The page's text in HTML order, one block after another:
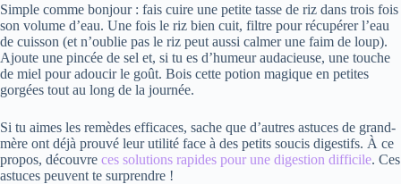
Simple comme bonjour : fais cuire une petite tasse de riz dans trois fois
son volume d’eau. Une fois le riz bien cuit, filtre pour récupérer l’eau
de cuisson (et n’oublie pas le riz peut aussi calmer une faim de loup).
Ajoute une pincée de sel et, si tu es d’humeur audacieuse, une touche
de miel pour adoucir le goût. Bois cette potion magique en petites
gorgées tout au long de la journée.
Si tu aimes les remèdes efficaces, sache que d’autres astuces de grand-
mère ont déjà prouvé leur utilité face à des petits soucis digestifs. À ce
propos, découvre ces solutions rapides pour une digestion difficile. Ces
astuces peuvent te surprendre !